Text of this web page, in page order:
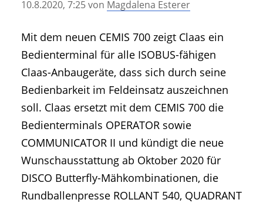
• Geschichte und Geschichten
• Mitteilung der Redaktion
• Agritechnica Neuheiten Archiv
• Artikel nach Hersteller/Marke
10.8.2020, 7:25von Magdalena Esterer
Mit dem neuen CEMIS 700 zeigt Claas ein
Bedienterminal für alle ISOBUS-fähigen
Claas-Anbaugeräte, dass sich durch seine
Bedienbarkeit im Feldeinsatz auszeichnen
soll. Claas ersetzt mit dem CEMIS 700 die
Bedienterminals OPERATOR sowie
COMMUNICATOR II und kündigt die neue
Wunschausstattung ab Oktober 2020 für
DISCO Butterfly-Mähkombinationen, die
Rundballenpresse ROLLANT 540, QUADRANT